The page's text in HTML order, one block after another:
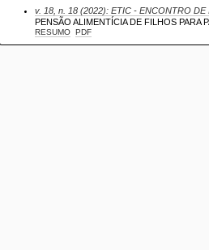
v. 18, n. 18 (2022): ETIC - ENCONTRO
PENSÃO ALIMENTÍCIA DE FILHOS PARA
RESUMO PDF